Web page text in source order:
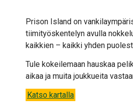
Prison Island on
tiimityöskentelyn avulla
kaikkien – kaikki yhden
Tule kokeilemaan hauskaa
aikaa ja muita joukkueita
Katso kartalla